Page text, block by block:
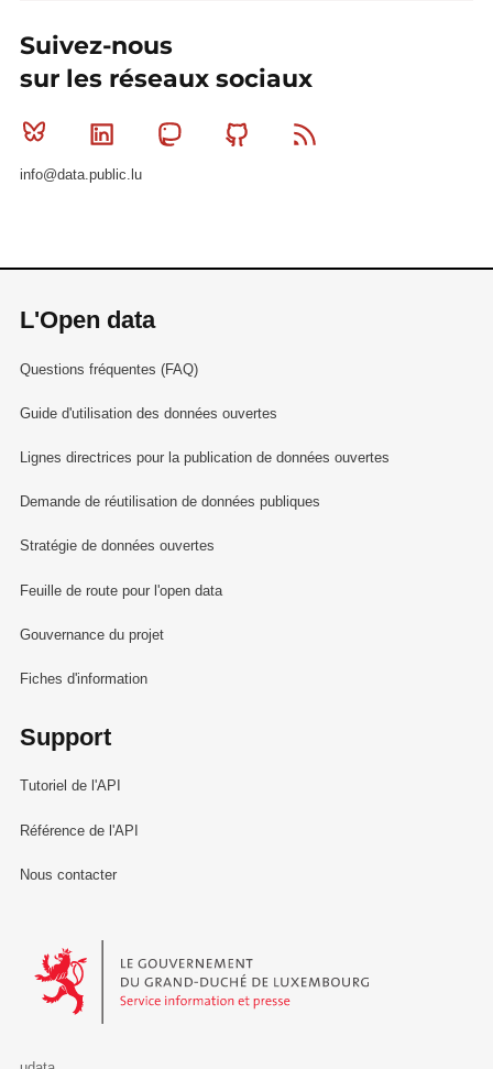
Suivez-nous
sur les réseaux sociaux
Bluesky Linkedin MastodonGithub
info@data.public.lu
L'Open data
Questions fréquentes (FAQ)
Guide d'utilisation des données ouvertes
Lignes directrices pour la publication de données ouvertes
Demande de réutilisation de données publiques
Stratégie de données ouvertes
Feuille de route pour l'open data
Gouvernance du projet
Fiches d'information
Support
Tutoriel de l'API
Référence de l'API
Nous contacter
Le Gouvernement du Grand-Duché de Luxembourg - Service